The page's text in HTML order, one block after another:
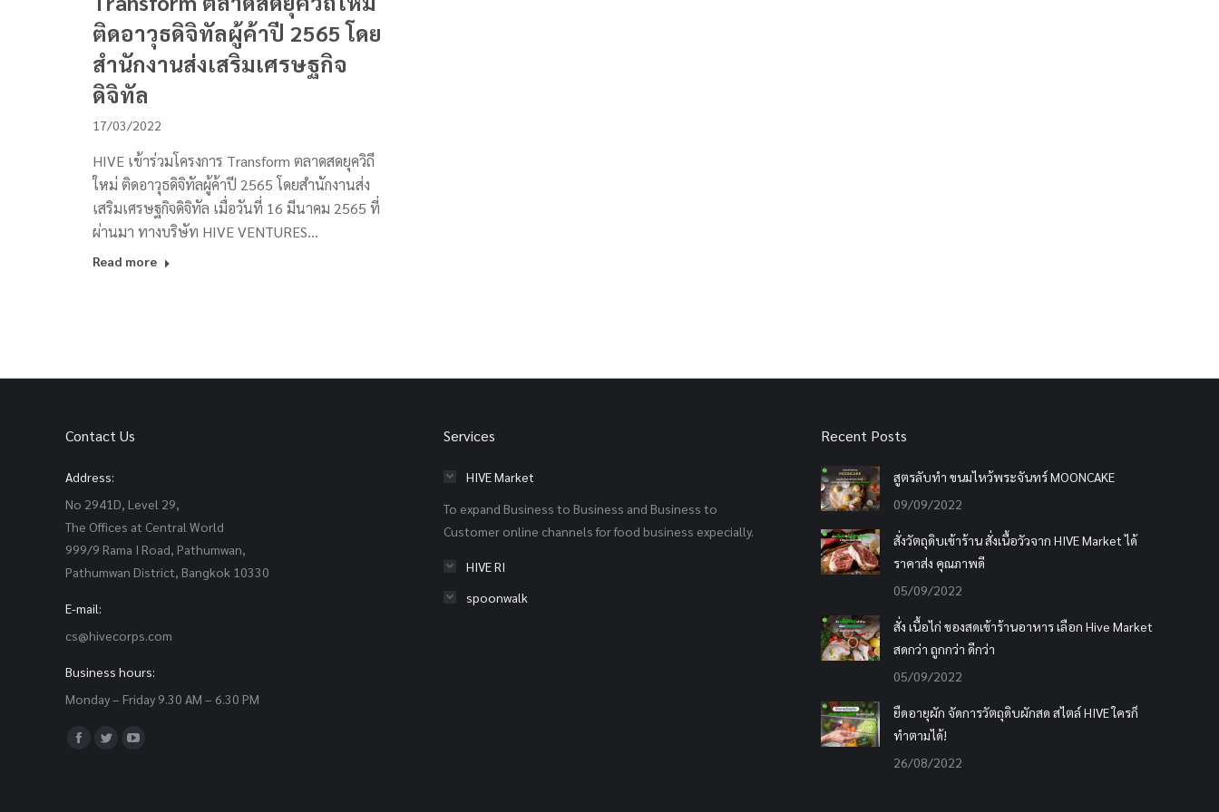
ติดอาวุธดิจิทัลผู้ค้าปี 2565 โดย
สำนักงานส่งเสริมเศรษฐกิจ
ดิจิทัล
17/03/2022
HIVE เข้าร่วมโครงการ Transform ตลาดสดยุควิถี
ใหม่ ติดอาวุธดิจิทัลผู้ค้าปี 2565 โดยสำนักงานส่ง
เสริมเศรษฐกิจดิจิทัล เมื่อวันที่ 16 มีนาคม 2565 ที่
ผ่านมา ทางบริษัท HIVE VENTURES…
Read more
Contact Us
Address:
No 2941D, Level 29,
The Offices at Central World
999/9 Rama I Road, Pathumwan,
Pathumwan District, Bangkok 10330
E-mail:
cs@hivecorps.com
Business hours:
Monday – Friday 9.30 AM – 6.30 PM
Find us on:
Facebook
TwitterYouTube
Services
HIVE Market
To expand Business to Business and Business to
Customer online channels for food business expecially.
HIVE RI
spoonwalk
Recent Posts
สูตรลับทำ ขนมไหว้พระจันทร์ MOONCAKE
09/09/2022
สั่งวัตถุดิบเข้าร้าน สั่งเนื้อวัวจาก HIVE Market ได้
ราคาส่ง คุณภาพดี
05/09/2022
สั่ง เนื้อไก่ ของสดเข้าร้านอาหาร เลือก Hive Market
สดกว่า ถูกกว่า ดีกว่า
05/09/2022
ยืดอายุผัก จัดการวัตถุดิบผักสด สไตล์ HIVE ใครก็
ทำตามได้!
26/08/2022